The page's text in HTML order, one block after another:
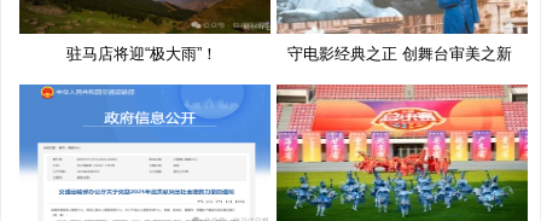
驻马店将迎“极大雨”！ 守电影经典之正 创舞台审美之新